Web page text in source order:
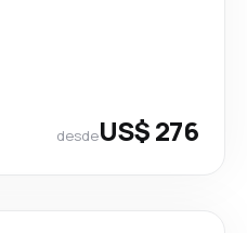
desdeUS$ 276